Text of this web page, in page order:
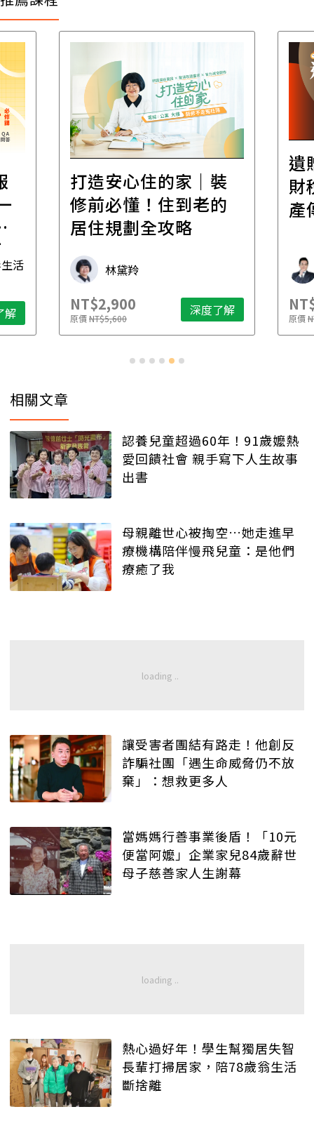
活
解
打造安心住的家｜裝
修前必懂！住到老的
居住規劃全攻略
林黛羚
NT$2,900
原價NT$5,600 深度了解
遺
財
產
原價
相關文章
認養兒童超過60年！91歲嬤熱
愛回饋社會 親手寫下人生故事
出書
母親離世心被掏空…她走進早
療機構陪伴慢飛兒童：是他們
療癒了我
讓受害者團結有路走！他創反
詐騙社團「遇生命威脅仍不放
棄」：想救更多人
當媽媽行善事業後盾！「10元
便當阿嬤」企業家兒84歲辭世
母子慈善家人生謝幕
熱心過好年！學生幫獨居失智
長輩打掃居家，陪78歲翁生活
斷捨離